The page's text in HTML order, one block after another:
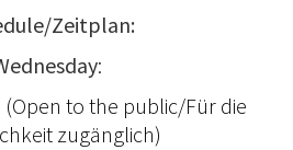
Zeitplan:
:
(Open to the public/Für die
zugänglich)